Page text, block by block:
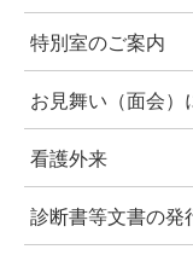
特別室のご案内
お見舞い（面会）
看護外来
診断書等文書の発